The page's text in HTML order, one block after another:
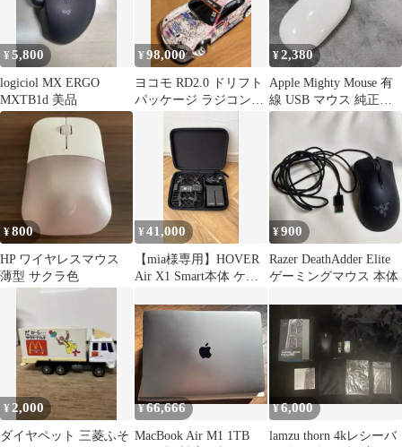
¥5,800
logiciol MX ERGO
MXTB1d 美品
¥98,000
ヨコモ RD2.0 ドリフト
パッケージ ラジコン本
¥2,380
Apple Mighty Mouse 有
線 USB マウス 純正
A1152 ⑦
¥800
HP ワイヤレスマウス
薄型 サクラ色
¥41,000
【mia様専用】HOVER
Air X1 Smart本体 ケー
¥900
Razer DeathAdder Elite
ゲーミングマウス 本体
¥ 2,000
ダイヤペット 三菱ふそ
¥66,666
MacBook Air M1 1TB
¥6,000
lamzu thorn 4kレシーバ